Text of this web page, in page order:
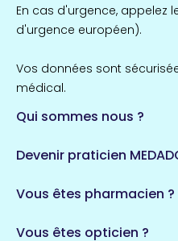
En cas d'urgence, appelez
d'urgence européen).
Vos données sont
médical.
Qui sommes nous ?
Devenir praticien
Vous êtes pharmacien ?
Vous êtes opticien ?